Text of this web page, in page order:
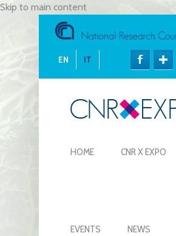
Skip to main content
EN IT
HOME CNR X EXPO
EVENTS NEWS